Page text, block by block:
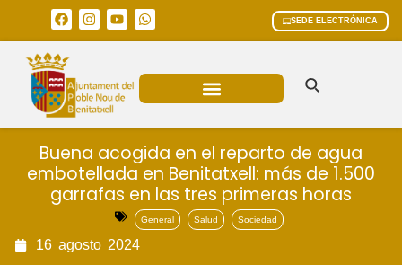
SEDE ELECTRÓNICA
Buena acogida en el reparto de agua
embotellada en Benitatxell: más de 1.500
garrafas en las tres primeras horas
General Salud Sociedad
16 agosto 2024